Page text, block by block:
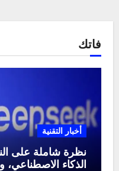
فاتك
أخبار التقنية
نظرة شاملة على
الذكاء الاصطناعي،